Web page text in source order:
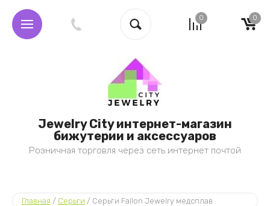
0 0
Jewelry City интернет-магазин
бижутерии и аксессуаров
Розничная торговля через сеть интернет почтой
Главная / Серьги / Серьги Fallon Jewelry медсплав